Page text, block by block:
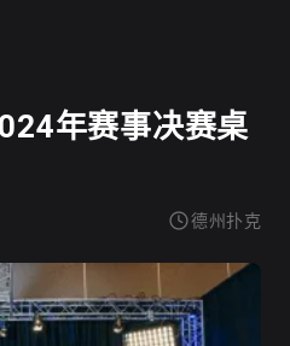
年赛事决赛桌
德州扑克